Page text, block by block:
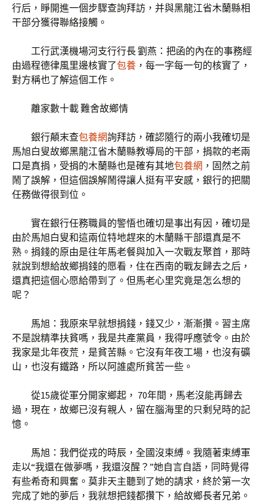
行后，睜開進一個步驟查詢拜訪，并與黑龍江省木蘭縣相
干部分獲得聯絡接觸。
工行武漢機場河支行行長 劉燕：把函的內在的事務經
由過程德律風里邊核實了包養 ，每一字每一句的核實了，
對方稱也了解這個工作。
離家數十載 難舍故鄉情
銀行顛末查包養網詢拜訪，確認隨行的兩小我確切是
馬旭白叟故鄉黑龍江省木蘭縣教導局的干部，捐款的老兩
口是真捐，受捐的木蘭縣也是確有其地包養網 ，固然之前
鬧了誤解，但這個誤解鬧得讓人挺有平安感，銀行的把關
任務做得很到位。
實在銀行任務職員的警悟也確切是事出有因，確切是
由於馬旭白叟和這兩位特地趕來的木蘭縣干部還真是不
熟。捐錢的原由是往年馬老餐與加入一次戰友聚首，那時
就說到想給故鄉捐錢的愿看，住在西南的戰友歸去之后，
還真把這個心愿給帶到了。但馬老心里究竟是怎么想的
呢？
馬旭：我原來早就想捐錢，錢又少，漸漸攢。習主席
不是說精準扶貧嗎，我是共產黨員，我得呼應號令。由於
我家是北年夜荒，是貧苦縣。它沒有年夜工場，也沒有礦
山，也沒有鐵路，所以阿誰處所貧苦一些。
從15歲從軍分開家鄉起， 70年間，馬老沒能再歸去
過，現在，故鄉已沒有親人，留在腦海里的只剩兒時的記
憶。
馬旭：我們從戎的時辰，全國沒束縛。我隨著束縛軍
走以“我還在做夢嗎，我還沒醒？”她自言自語，同時覺得
有些希奇和興奮。莫非天主聽到了她的請求，終於第一次
完成了她的夢后，我就想把錢都攢下，給故鄉長者兄弟。